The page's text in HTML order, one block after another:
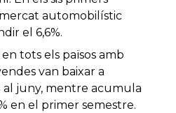
automobilístic
el 6,6%.
en tots els països amb
van baixar a
al juny, mentre acumula
en el primer semestre.